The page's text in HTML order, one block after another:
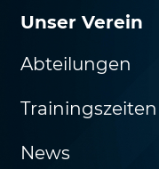
Unser Verein
Abteilungen
Trainingszeiten
News